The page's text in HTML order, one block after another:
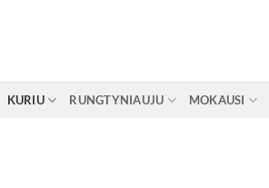
KURIU RUNGTYNIAUJU MOKAUSI